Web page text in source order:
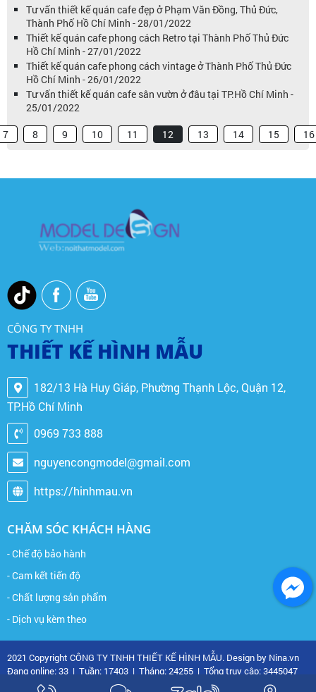
Tư vấn thiết kế quán cafe đẹp ở Phạm Văn Đồng, Thủ Đức,
Thành Phố Hồ Chí Minh - 28/01/2022
Thiết kế quán cafe phong cách Retro tại Thành Phố Thủ Đức
Hồ Chí Minh - 27/01/2022
Thiết kế quán cafe phong cách vintage ở Thành Phố Thủ Đức
Hồ Chí Minh - 26/01/2022
Tư vấn thiết kế quán cafe sân vườn ở đâu tại TP.Hồ Chí Minh -
25/01/2022
7 8 9 10 11 12 13 14 15 16
CÔNG TY TNHH
THIẾT KẾ HÌNH MẪU
182/13 Hà Huy Giáp, Phường Thạnh Lộc, Quận 12,
TP.Hồ Chí Minh
0969 733 888
nguyencongmodel@gmail.com
https://hinhmau.vn
CHĂM SÓC KHÁCH HÀNG
- Chế độ bảo hành
- Cam kết tiến độ
- Chất lượng sản phẩm
- Dịch vụ kèm theo
2021 Copyright CÔNG TY TNHH THIẾT KẾ HÌNH MẪU. Design by Nina.vn
Đang online: 33 | Tuần: 17403 | Tháng: 24255 | Tổng truy cập: 3445047